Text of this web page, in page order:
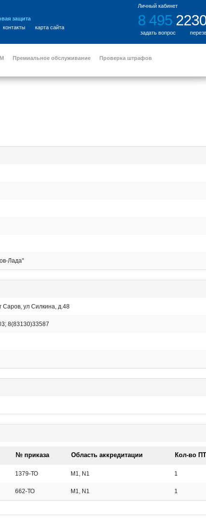
защита
контакты карта сайта
Личный кабинет
8 495
задать вопрос
Премиальное обслуживание Проверка штрафов
Лада"
Саров, ул Силкина, д.48
8(83130)33587
№ приказа Область аккредитации Кол-во
1379-ТО M1, N1 1
662-ТО M1, N1 1